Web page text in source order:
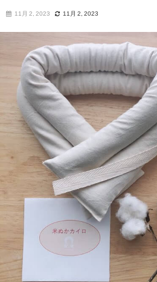
11月 2, 2023 11月 2, 2023